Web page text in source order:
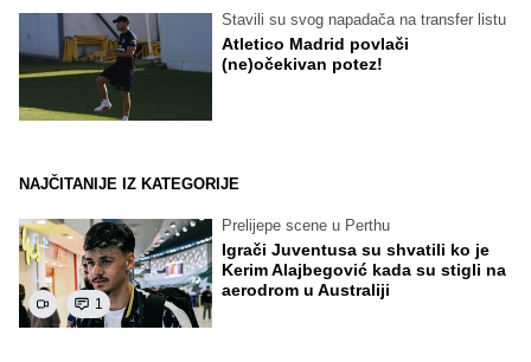
Stavili su svog napadača na transfer listu
Atletico Madrid povlači
(ne)očekivan potez!
NAJČITANIJE IZ KATEGORIJE
1
Prelijepe scene u Perthu
Igrači Juventusa su shvatili ko je
Kerim Alajbegović kada su stigli na
aerodrom u Australiji